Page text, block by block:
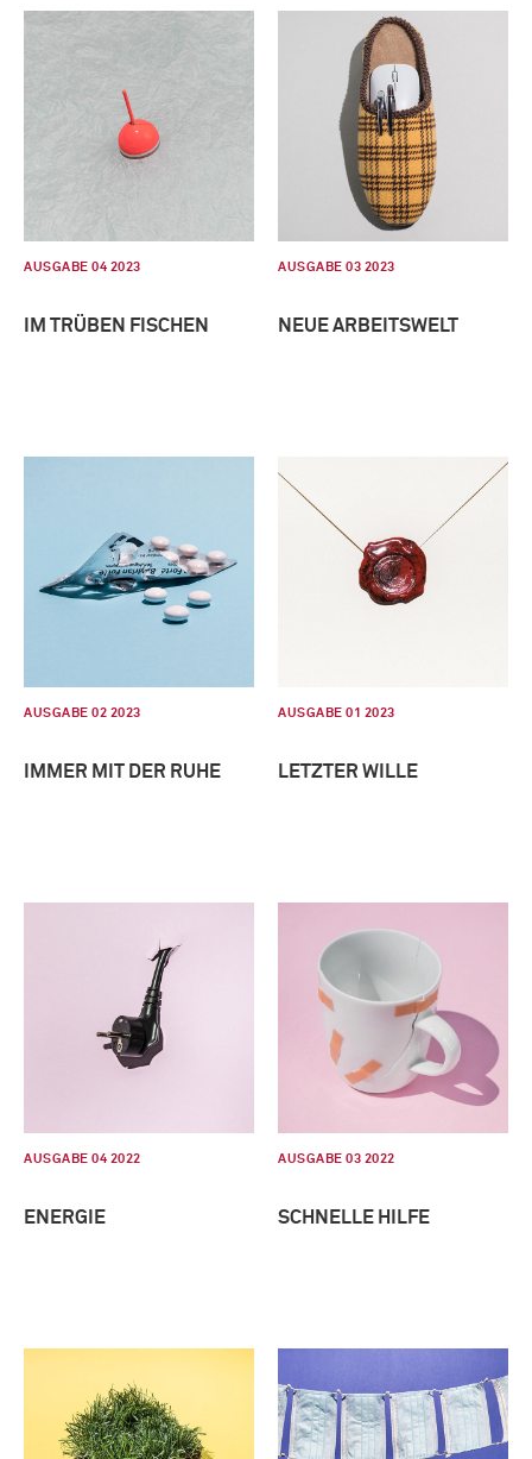
AUSGABE 04 2023
IM TRÜBEN FISCHEN
AUSGABE 03 2023
NEUE ARBEITSWELT
AUSGABE 02 2023
IMMER MIT DER RUHE
AUSGABE 01 2023
LETZTER WILLE
AUSGABE 04 2022
ENERGIE
AUSGABE 03 2022
SCHNELLE HILFE